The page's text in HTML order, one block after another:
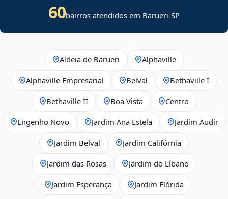
60bairros atendidos em Barueri-SP
Aldeia de Barueri Alphaville
Alphaville Empresarial Belval Bethaville I
Bethaville II Boa Vista Centro
Engenho Novo Jardim Ana Estela Jardim Audir
Jardim Belval Jardim Califórnia
Jardim das Rosas Jardim do Líbano
Jardim Esperança Jardim Flórida